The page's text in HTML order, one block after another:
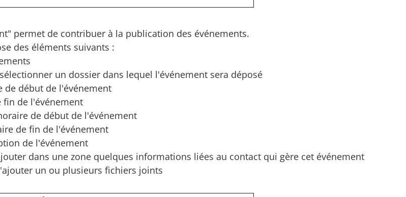
permet de contribuer à la publication des événements.
des éléments suivants :
un dossier dans lequel l'événement sera déposé
de début de l'événement
fin de l'événement
de début de l'événement
de fin de l'événement
de l'événement
dans une zone quelques informations liées au contact qui gère cet événement
un ou plusieurs fichiers joints